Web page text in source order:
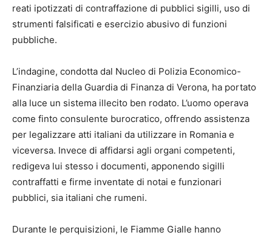
reati ipotizzati di contraffazione di pubblici sigilli, uso di
strumenti falsificati e esercizio abusivo di funzioni
pubbliche.
L’indagine, condotta dal Nucleo di Polizia Economico-
Finanziaria della Guardia di Finanza di Verona, ha portato
alla luce un sistema illecito ben rodato. L’uomo operava
come finto consulente burocratico, offrendo assistenza
per legalizzare atti italiani da utilizzare in Romania e
viceversa. Invece di affidarsi agli organi competenti,
redigeva lui stesso i documenti, apponendo sigilli
contraffatti e firme inventate di notai e funzionari
pubblici, sia italiani che rumeni.
Durante le perquisizioni, le Fiamme Gialle hanno